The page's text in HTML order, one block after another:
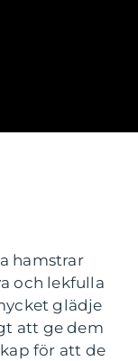
hamstrar
och lekfulla
glädje
att ge dem
för att de